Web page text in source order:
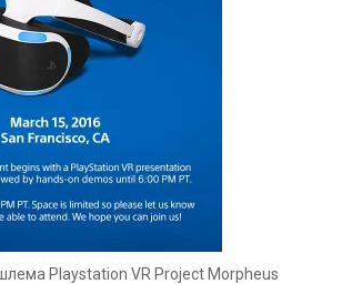
Playstation VR Project Morpheus